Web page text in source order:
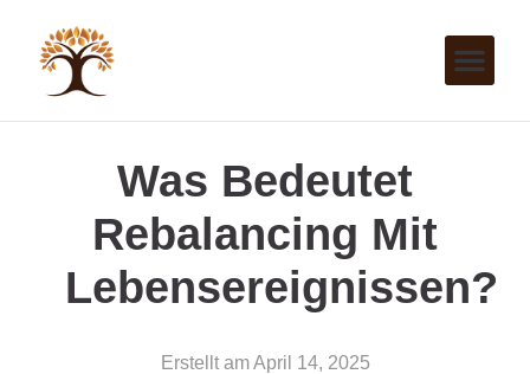
Was Bedeutet
Rebalancing Mit
Lebensereignissen?
Erstellt am April 14, 2025